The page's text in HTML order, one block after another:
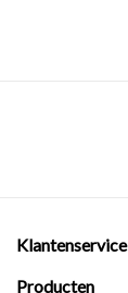
Klantenservice
Producten